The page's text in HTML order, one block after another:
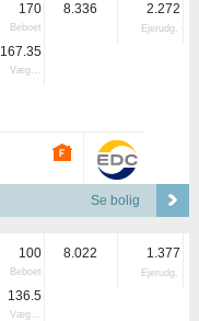
170
Beboet
167.35
Vægtet
8.336 2.272
Ejerudg.
Se bolig
100
Beboet
136.5
Vægtet
8.022 1.377
Ejerudg.